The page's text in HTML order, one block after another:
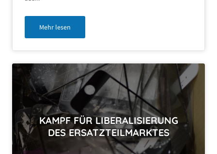
Mehr lesen
KAMPF FÜR LIBERALISIERUNG
DES ERSATZTEILMARKTES